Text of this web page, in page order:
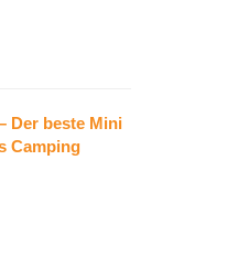
Der beste Mini
Camping